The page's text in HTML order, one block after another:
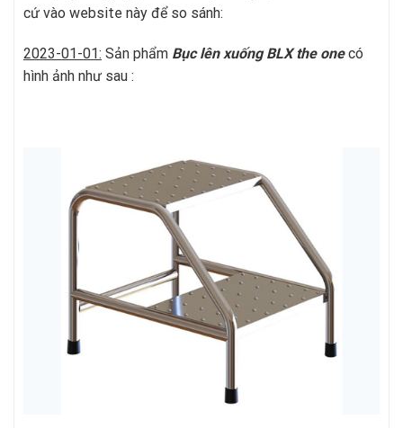
cứ vào website này để so sánh:
2023-01-01: Sản phẩm Bục lên xuống BLX the onecó
hình ảnh như sau :